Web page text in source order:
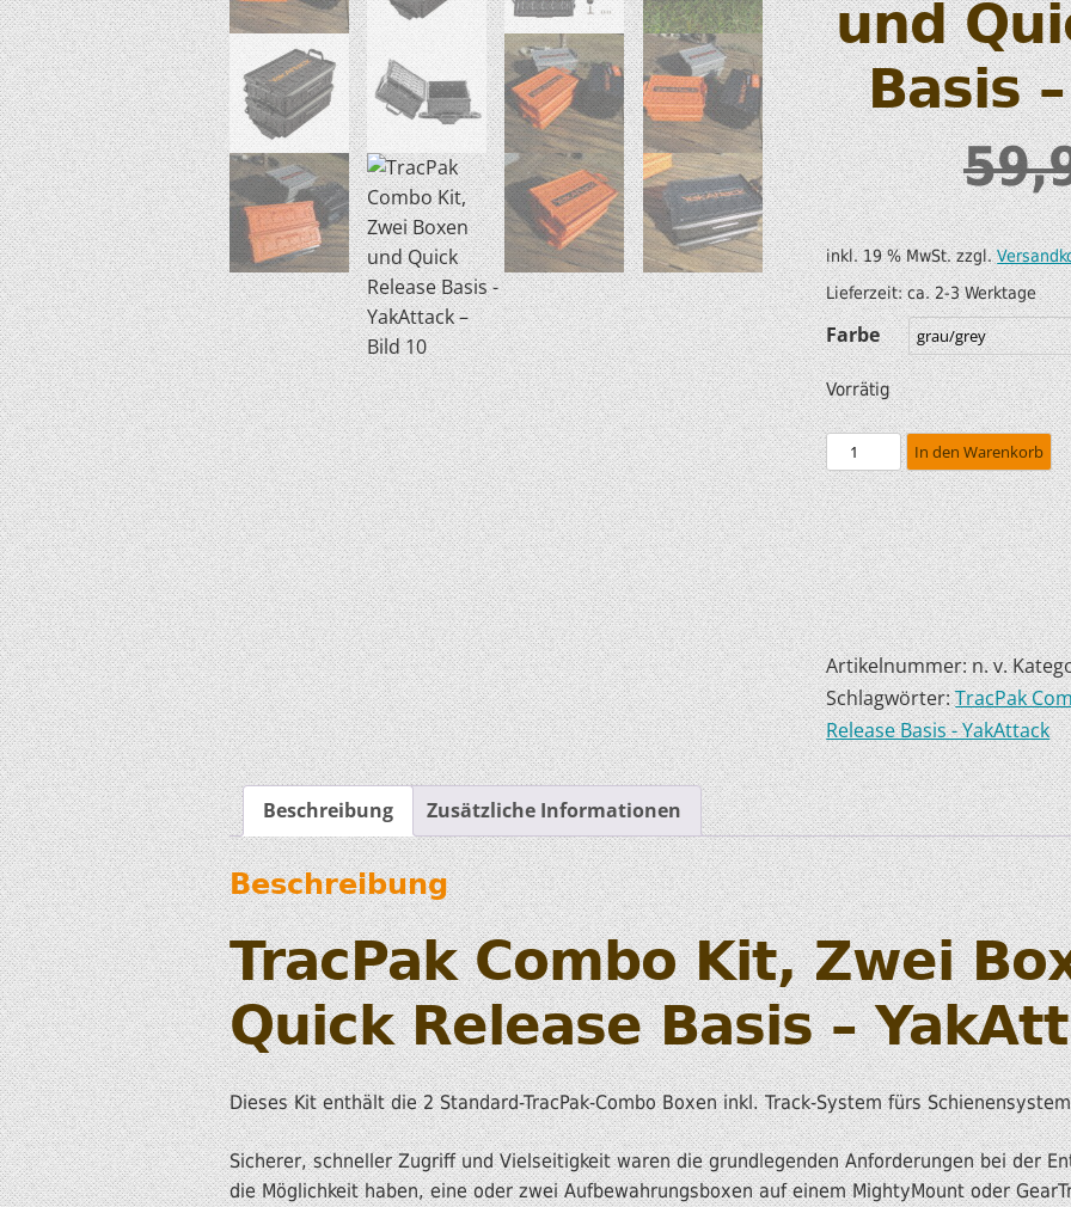
SUP AIR SUP
MODUL KAJAKS
LUFTBOOTE
LEICHTE BOOTE FÜR IHR
WOHNMOBIL
SONDERANGEBOTE/SALE
WILDERNESS
ZUBEHÖR
DOPPELPADDEL
STECHPADDEL
WESTEN &
TRANSPORT &
LAGERUNG
BOOTSWAGEN
SPRITZDECKEN/
LUKENDECKEL
RAM ZUBEHÖR
HOBIE KAJAKS
ELEKTROMOTORE
und
Basis
inkl. 19 % MwSt. zzgl.
Lieferzeit:ca. 2-3 Werktage
Farbe
Vorrätig
In den Warenkorb
Artikelnummer:n. v.
Schlagwörter:TracPak
Release Basis - YakAttack
Beschreibung Zusätzliche Informationen
Beschreibung
TracPak Combo Kit, Zwei
Quick Release Basis –
Dieses Kit enthält die 2 Standard-TracPak-Combo Boxen inkl. Track-System fürs
Sicherer, schneller Zugriff und Vielseitigkeit waren die grundlegenden Anforderungen bei der
die Möglichkeit haben, eine oder zwei Aufbewahrungsboxen auf einem MightyMount oder